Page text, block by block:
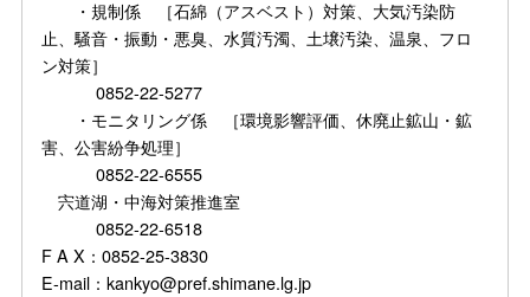
・規制係 ［石綿（アスベスト）対策、大気汚染防
止、騒音・振動・悪臭、水質汚濁、土壌汚染、温泉、フロ
ン対策］
0852-22-5277
・モニタリング係 ［環境影響評価、休廃止鉱山・鉱
害、公害紛争処理］
0852-22-6555
宍道湖・中海対策推進室
0852-22-6518
F A X：0852-25-3830
E-mail：kankyo@pref.shimane.lg.jp